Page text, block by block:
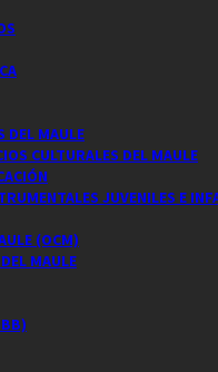
DEL MAULE
CULTURALES DEL MAULE
JUVENILES E
(OCM)
MAULE